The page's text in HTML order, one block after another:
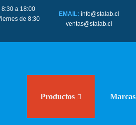
8:30 a 18:00
8:30
EMAIL:info@stalab.cl
ventas@stalab.cl
Productos Marcas